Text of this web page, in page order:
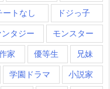
ートなし ドジっ子
ンタジー モンスター
家 優等生 兄妹
学園ドラマ 小説家